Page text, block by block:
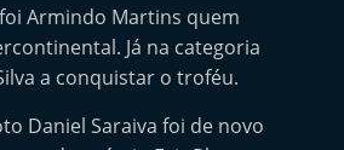
Armindo Martins quem
Já na categoria
a conquistar o troféu.
Daniel Saraiva foi de novo